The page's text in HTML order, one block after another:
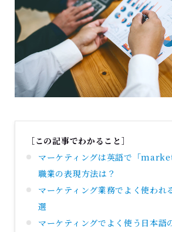
［この記事でわかること］
マーケティングは英語で「
職業の表現方法は？
マーケティング業務でよく使われ
選
マーケティングでよく使う日本語